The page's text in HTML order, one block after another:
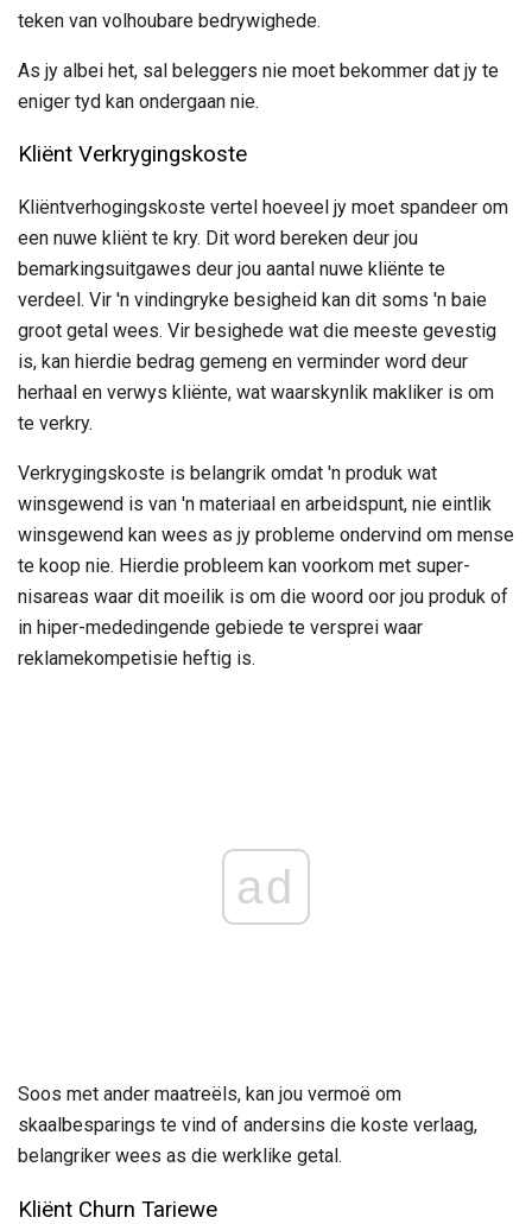
teken van volhoubare bedrywighede.
As jy albei het, sal beleggers nie moet bekommer dat jy te
eniger tyd kan ondergaan nie.
Kliënt Verkrygingskoste
Kliëntverhogingskoste vertel hoeveel jy moet spandeer om
een ​​nuwe kliënt te kry. Dit word bereken deur jou
bemarkingsuitgawes deur jou aantal nuwe kliënte te
verdeel. Vir 'n vindingryke besigheid kan dit soms 'n baie
groot getal wees. Vir besighede wat die meeste gevestig
is, kan hierdie bedrag gemeng en verminder word deur
herhaal en verwys kliënte, wat waarskynlik makliker is om
te verkry.
Verkrygingskoste is belangrik omdat 'n produk wat
winsgewend is van 'n materiaal en arbeidspunt, nie eintlik
winsgewend kan wees as jy probleme ondervind om mense
te koop nie. Hierdie probleem kan voorkom met super-
nisareas waar dit moeilik is om die woord oor jou produk of
in hiper-mededingende gebiede te versprei waar
reklamekompetisie heftig is.
ad
Soos met ander maatreëls, kan jou vermoë om
skaalbesparings te vind of andersins die koste verlaag,
belangriker wees as die werklike getal.
Kliënt Churn Tariewe